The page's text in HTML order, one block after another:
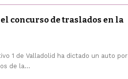
concurso de traslados en la
1 de Valladolid ha dictado un auto por
de la...